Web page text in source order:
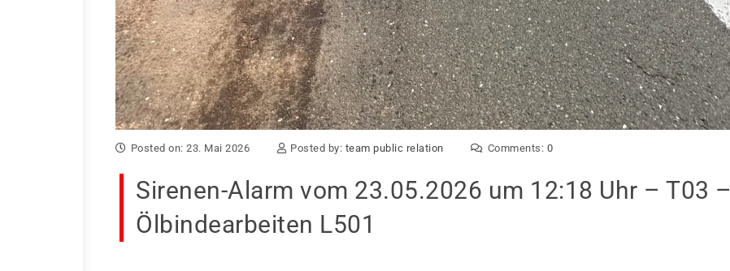
Posted on: 23. Mai 2026 Posted by: team public relation Comments: 0
Sirenen-Alarm vom 23.05.2026 um 12:18 Uhr – T03 –
Ölbindearbeiten L501